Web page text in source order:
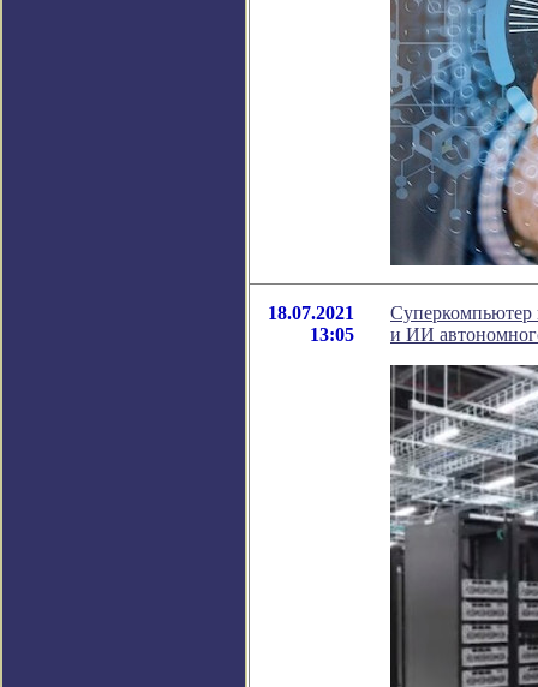
18.07.2021
13:05
Суперкомпьютер
и ИИ